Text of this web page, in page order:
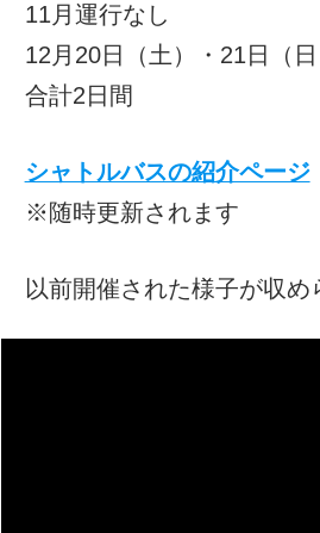
11月運行なし
12月20日（土）・21日（日
合計2日間
シャトルバスの紹介ページ
※随時更新されます
以前開催された様子が収